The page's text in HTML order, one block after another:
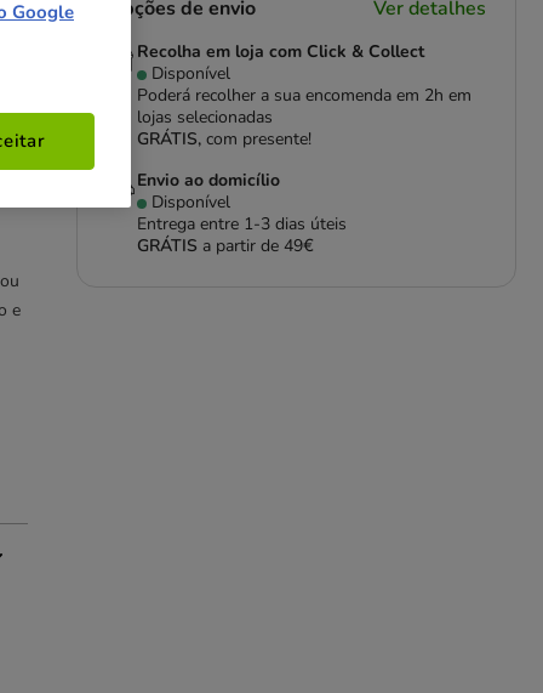
e
Opções de envio Ver detalhes
Recolha em loja com Click & Collect
Disponível
Poderá recolher a sua encomenda em 2h em
lojas selecionadas
GRÁTIS,com presente!
Envio ao domicílio
Disponível
Entrega entre 1-3 dias úteis
GRÁTIS a partir de 49€
Google